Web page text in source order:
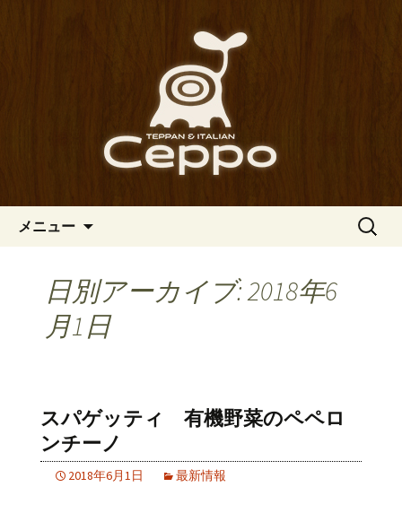
南船場・心斎橋のイタリアン
「Ceppo（チェッポ）」の公式
イタリアン「Ceppo（チェッポ）」。
さまざまなパスタや讃岐オリーブ牛の
ステーキのほか、バルメニューも豊富
にご用意。デートにも一人飲みのお客
様にもぴったりです。
メニュー
検
日別アーカイブ: 2018年6
月1日
スパゲッティ 有機野菜のペペロ
ンチーノ
2018年6月1日 最新情報